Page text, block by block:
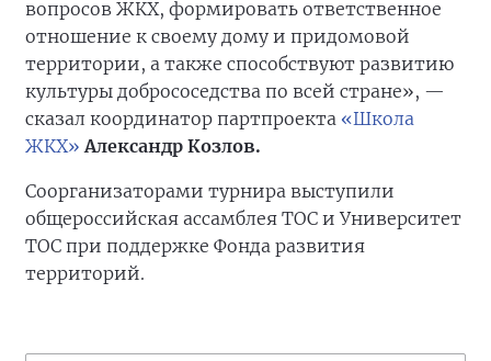
вопросов ЖКХ, формировать ответственное
отношение к своему дому и придомовой
территории, а также способствуют развитию
культуры добрососедства по всей стране», —
сказал координатор партпроекта «Школа
ЖКХ» Александр Козлов.
Соорганизаторами турнира выступили
общероссийская ассамблея ТОС и Университет
ТОС при поддержке Фонда развития
территорий.